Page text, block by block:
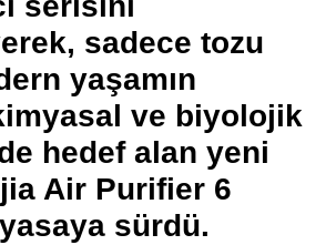
sadece tozu
yaşamın
ve biyolojik
hedef alan yeni
Air Purifier 6
sürdü.